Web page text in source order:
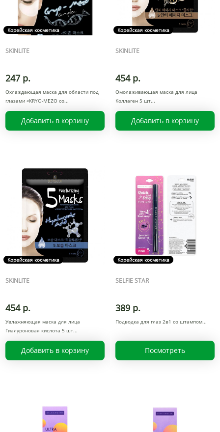
Корейская косметика
SKINLITE
247 р.
Охлаждающая маска для области под
глазами «KRYO-MEZO co
Добавить в корзину
Корейская косметика
SKINLITE
454 р.
Омолаживающая маска для лица
Коллаген 5 шт
Добавить в корзину
Корейская косметика
SKINLITE
454 р.
Увлажняющая маска для лица
Гиалуроновая кислота 5 шт
Добавить в корзину
Корейская косметика
SELFIE STAR
389 р.
Подводка для глаз 2в1 со штампом
Посмотреть